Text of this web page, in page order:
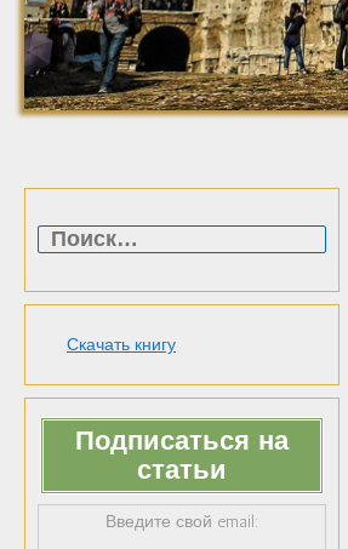
Скачать книгу
Подписаться на
статьи
Введите свой email: